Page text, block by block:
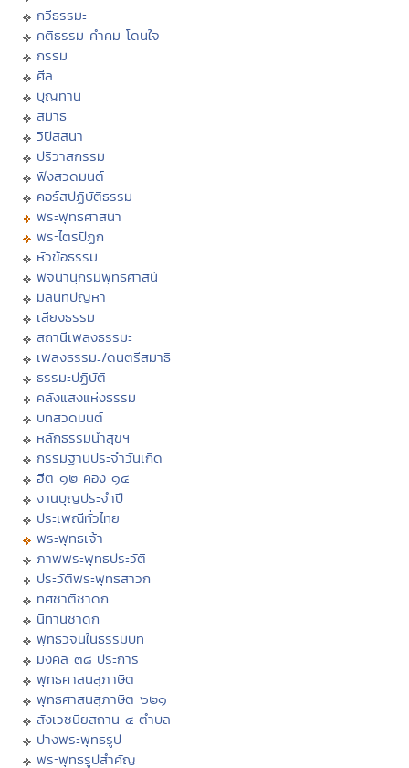
กวีธรรมะ
คติธรรม คำคม โดนใจ
กรรม
ศีล
บุญทาน
สมาธิ
วิปัสสนา
ปริวาสกรรม
ฟังสวดมนต์
คอร์สปฏิบัติธรรม
พระพุทธศาสนา
พระไตรปิฏก
หัวข้อธรรม
พจนานุกรมพุทธศาสน์
มิลินทปัญหา
เสียงธรรม
สถานีเพลงธรรมะ
เพลงธรรมะ/ดนตรีสมาธิ
ธรรมะปฏิบัติ
คลังแสงแห่งธรรม
บทสวดมนต์
หลักธรรมนำสุขฯ
กรรมฐานประจำวันเกิด
ฮีต ๑๒ คอง ๑๔
งานบุญประจำปี
ประเพณีทั่วไทย
พระพุทธเจ้า
ภาพพระพุทธประวัติ
ประวัติพระพุทธสาวก
ทศชาติชาดก
นิทานชาดก
พุทธวจนในธรรมบท
มงคล ๓๘ ประการ
พุทธศาสนสุภาษิต
พุทธศาสนสุภาษิต ๖๒๑
สังเวชนียสถาน ๔ ตำบล
ปางพระพุทธรูป
พระพุทธรูปสำคัญ